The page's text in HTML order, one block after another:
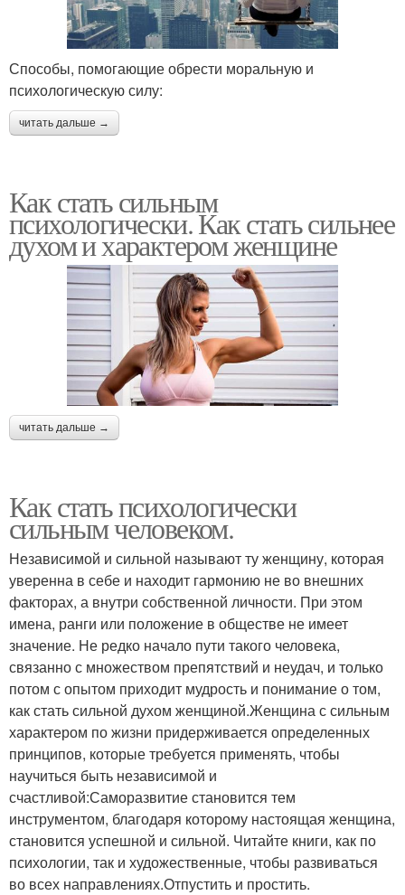
Способы, помогающие обрести моральную и
психологическую силу:
читать дальше →
Как стать сильным
психологически. Как стать сильнее
духом и характером женщине
читать дальше →
Как стать психологически
сильным человеком.
Независимой и сильной называют ту женщину, которая
уверенна в себе и находит гармонию не во внешних
факторах, а внутри собственной личности. При этом
имена, ранги или положение в обществе не имеет
значение. Не редко начало пути такого человека,
связанно с множеством препятствий и неудач, и только
потом с опытом приходит мудрость и понимание о том,
как стать сильной духом женщиной.Женщина с сильным
характером по жизни придерживается определенных
принципов, которые требуется применять, чтобы
научиться быть независимой и
счастливой:Саморазвитие становится тем
инструментом, благодаря которому настоящая женщина,
становится успешной и сильной. Читайте книги, как по
психологии, так и художественные, чтобы развиваться
во всех направлениях.Отпустить и простить.